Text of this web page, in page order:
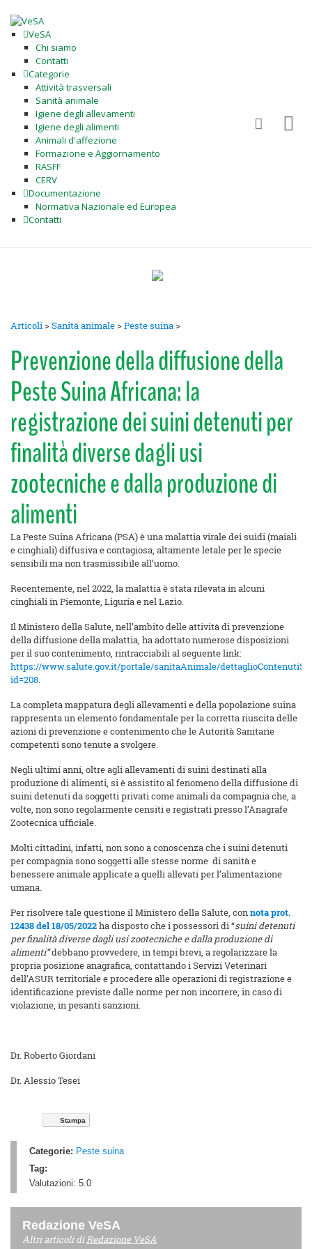
VeSA
Chi siamo
Contatti
Categorie
Attività trasversali
Sanità animale
Igiene degli allevamenti
Igiene degli alimenti
Animali d'affezione
Formazione e Aggiornamento
RASFF
CERV
Documentazione
Normativa Nazionale ed Europea
Contatti
Articoli>Sanità animale>Peste suina>
Prevenzione della diffusione della
Peste Suina Africana: la
registrazione dei suini detenuti per
finalità diverse dagli usi
zootecniche e dalla produzione di
alimenti
La Peste Suina Africana (PSA) è una malattia virale dei suidi (maiali
e cinghiali) diffusiva e contagiosa, altamente letale per le specie
sensibili ma non trasmissibile all’uomo.
Recentemente, nel 2022, la malattia è stata rilevata in alcuni
cinghiali in Piemonte, Liguria e nel Lazio.
Il Ministero della Salute, nell’ambito delle attività di prevenzione
della diffusione della malattia, ha adottato numerose disposizioni
per il suo contenimento, rintracciabili al seguente link:
https://www.salute.gov.it/portale/sanitaAnimale/
id=208.
La completa mappatura degli allevamenti e della popolazione suina
rappresenta un elemento fondamentale per la corretta riuscita delle
azioni di prevenzione e contenimento che le Autorità Sanitarie
competenti sono tenute a svolgere.
Negli ultimi anni, oltre agli allevamenti di suini destinati alla
produzione di alimenti, si è assistito al fenomeno della diffusione di
suini detenuti da soggetti privati come animali da compagnia che, a
volte, non sono regolarmente censiti e registrati presso l’Anagrafe
Zootecnica ufficiale.
Molti cittadini, infatti, non sono a conoscenza che i suini detenuti
per compagnia sono soggetti alle stesse norme di sanità e
benessere animale applicate a quelli allevati per l’alimentazione
umana.
Per risolvere tale questione il Ministero della Salute, connota prot.
12438 del 18/05/2022ha disposto che i possessori di “suini detenuti
per finalità diverse dagli usi zootecniche e dalla produzione di
alimenti”debbano provvedere, in tempi brevi, a regolarizzare la
propria posizione anagrafica, contattando i Servizi Veterinari
dell’ASUR territoriale e procedere alle operazioni di registrazione e
identificazione previste dalle norme per non incorrere, in caso di
violazione, in pesanti sanzioni.
Dr. Roberto Giordani
Dr. Alessio Tesei
Stampa
Categorie: Peste suina
Tag:
Valutazioni: 5.0
Redazione VeSA
Altri articoli diRedazione VeSA